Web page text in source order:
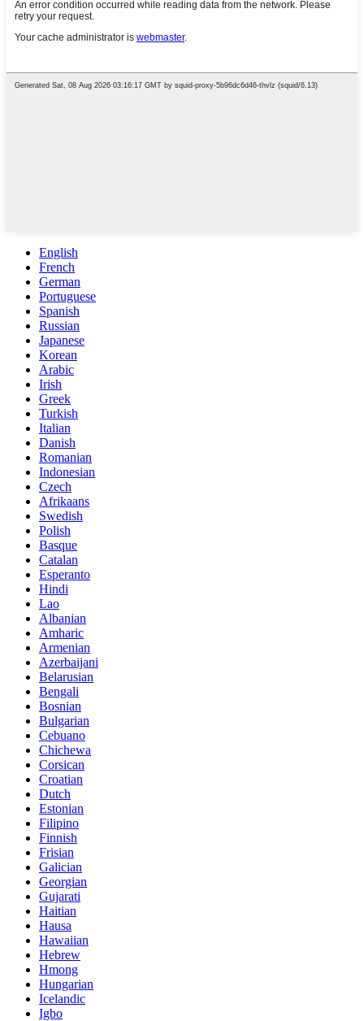
English
French
German
Portuguese
Spanish
Russian
Japanese
Korean
Arabic
Irish
Greek
Turkish
Italian
Danish
Romanian
Indonesian
Czech
Afrikaans
Swedish
Polish
Basque
Catalan
Esperanto
Hindi
Lao
Albanian
Amharic
Armenian
Azerbaijani
Belarusian
Bengali
Bosnian
Bulgarian
Cebuano
Chichewa
Corsican
Croatian
Dutch
Estonian
Filipino
Finnish
Frisian
Galician
Georgian
Gujarati
Haitian
Hausa
Hawaiian
Hebrew
Hmong
Hungarian
Icelandic
Igbo